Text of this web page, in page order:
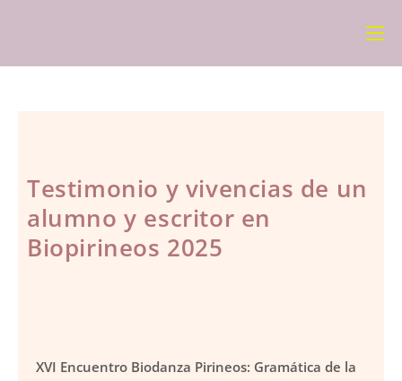
Testimonio y vivencias de un
alumno y escritor en
Biopirineos 2025
XVI Encuentro Biodanza Pirineos: Gramática de la